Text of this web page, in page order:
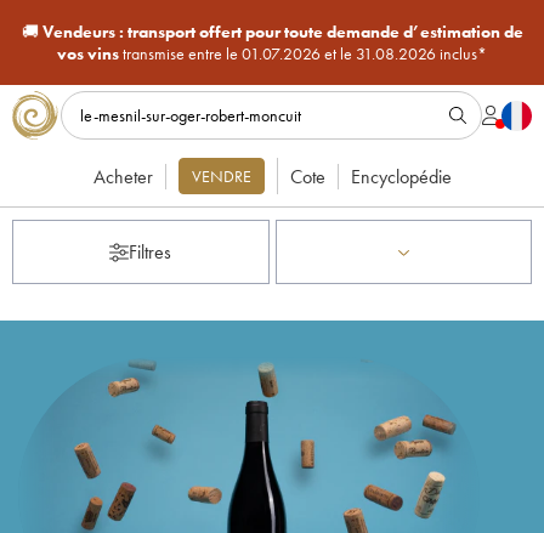
🚚Vendeurs : transport offert pour toute demande d’estimation de
vos vinstransmise entre le 01.07.2026 et le 31.08.2026 inclus*
Acheter VENDRE Cote Encyclopédie
Filtres